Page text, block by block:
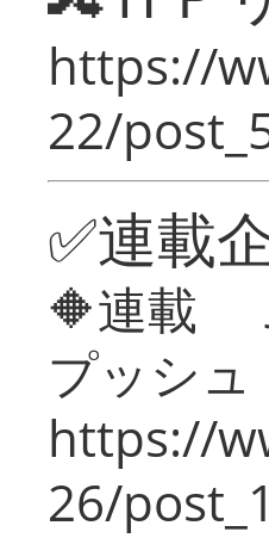
https://
22/
✅連載
🔶連載
プッシ
https://
26/